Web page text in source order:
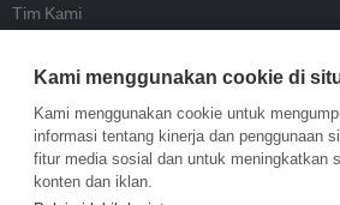
Tim Kami
Kontributor
Hubungi Kami
Kebijakan
Kami menggunakan cookie di
Kami menggunakan cookie untuk
informasi tentang kinerja dan penggunaan
fitur media sosial dan untuk meningkatkan
konten dan iklan.